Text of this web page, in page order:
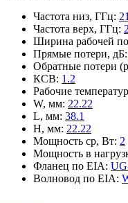
Частота низ, ГГц:
Частота верх, ГГц:
Ширина рабочей
Прямые потери, дБ:
Обратные потери
КСВ: 1.2
Рабочие
W, мм: 22.22
L, мм: 38.1
H, мм: 22.22
Мощность ср, Вт: 2
Мощность в
Фланец по EIA:
Волновод по EIA: